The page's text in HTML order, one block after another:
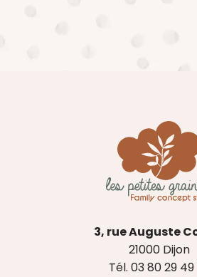
3, rue Auguste
21000 Dijon
Tél. 03 80 29 49